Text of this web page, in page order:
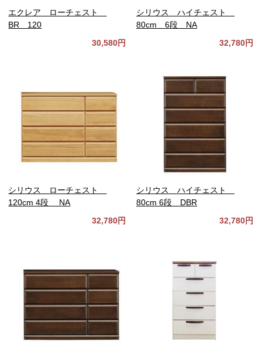
エクレア ローチェスト
BR 120
30,580円
シリウス ハイチェスト
80cm 6段 NA
32,780円
シリウス ローチェスト
120cm 4段 NA
32,780円
シリウス ハイチェスト
80cm 6段 DBR
32,780円